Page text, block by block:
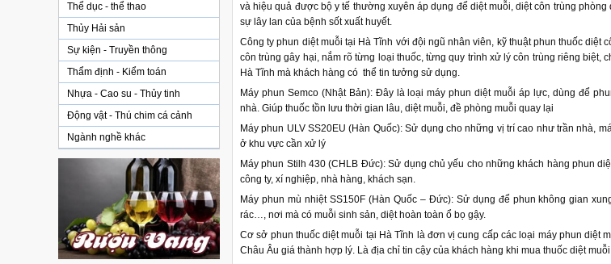
Thể dục - thể thao
Thủy Hải sản
Sự kiện - Truyền thông
Thẩm định - Kiểm toán
Nhựa - Cao su - Thủy tinh
Động vật - Thú chim cá cảnh
Ngành nghề khác
và hiệu quả được bộ y tế thường xuyên áp dụng để diệt muỗi, diệt côn trùng
sự lây lan của bệnh sốt xuất huyết.
Công ty phun diệt muỗi tại Hà Tĩnh với đội ngũ nhân viên, kỹ thuật phun thuốc diệt
côn trùng gây hại, nắm rõ từng loại thuốc, từng quy trình xử lý côn trùng riêng biệt,
Hà Tĩnh mà khách hàng có thể tin tưởng sử dụng.
Máy phun Semco (Nhật Bản): Đây là loại máy phun diệt muỗi áp lực, dùng để
nhà. Giúp thuốc tồn lưu thời gian lâu, diệt muỗi, đề phòng muỗi quay lại
Máy phun ULV SS20EU (Hàn Quốc): Sử dụng cho những vị trí cao như trần nhà,
ở khu vực cần xử lý
Máy phun Stilh 430 (CHLB Đức): Sử dụng chủ yếu cho những khách hàng phun
công ty, xí nghiệp, nhà hàng, khách sạn.
Máy phun mù nhiệt SS150F (Hàn Quốc – Đức): Sử dụng để phun không gian
rác…, nơi mà có muỗi sinh sản, diệt hoàn toàn ổ bọ gậy.
Cơ sở phun thuốc diệt muỗi tại Hà Tĩnh là đơn vị cung cấp các loại máy phun diệt
Châu Âu giá thành hợp lý. Là địa chỉ tin cậy của khách hàng khi mua thuốc diệt